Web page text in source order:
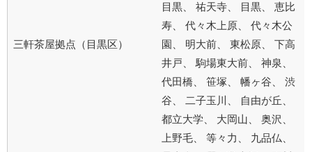
三軒茶屋拠点（目黒区）
目黒、 祐天寺、 目黒、 恵比
寿、 代々木上原、 代々木公
園、 明大前、 東松原、 下高
井戸、 駒場東大前、 神泉、
代田橋、 笹塚、 幡ヶ谷、 渋
谷、 二子玉川、 自由が丘、
都立大学、 大岡山、 奥沢、
上野毛、 等々力、 九品仏、